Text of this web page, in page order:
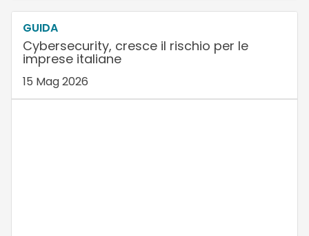
GUIDA
Cybersecurity, cresce il rischio per le
imprese italiane
15 Mag 2026